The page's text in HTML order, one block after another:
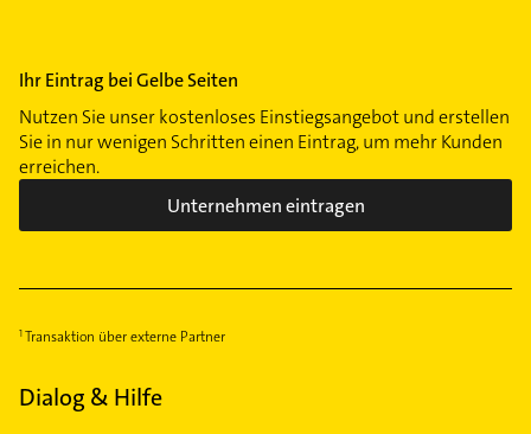
Ihr Eintrag bei Gelbe Seiten
Nutzen Sie unser kostenloses Einstiegsangebot und erstellen
Sie in nur wenigen Schritten einen Eintrag, um mehr Kunden
erreichen.
Unternehmen eintragen
Transaktion über externe Partner
Dialog & Hilfe